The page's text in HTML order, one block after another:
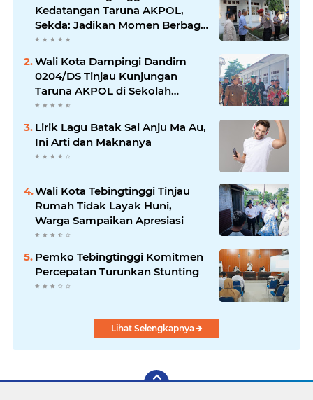
Kedatangan Taruna AKPOL,
Sekda: Jadikan Momen Berbagi
Ilmu
Wali Kota Dampingi Dandim
0204/DS Tinjau Kunjungan
Taruna AKPOL di Sekolah
Rakyat Tebingtinggi
Lirik Lagu Batak Sai Anju Ma Au,
Ini Arti dan Maknanya
Wali Kota Tebingtinggi Tinjau
Rumah Tidak Layak Huni,
Warga Sampaikan Apresiasi
Pemko Tebingtinggi Komitmen
Percepatan Turunkan Stunting
Lihat Selengkapnya